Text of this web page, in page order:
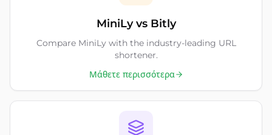
MiniLy vs Bitly
Compare MiniLy with the industry-leading URL
shortener.
Μάθετε περισσότερα